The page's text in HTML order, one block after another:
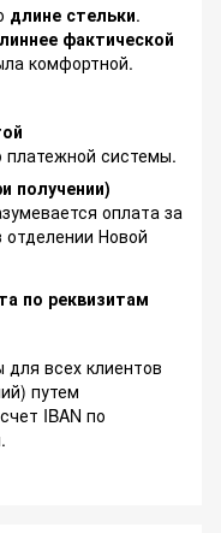
длине стельки.
фактической
комфортной.
системы.
получении)
оплата за
отделении Новой
по реквизитам
всех клиентов
путем
IBAN по